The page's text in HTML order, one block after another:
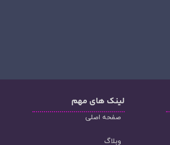
لینک های مهم
صفحه اصلی
وبلاگ